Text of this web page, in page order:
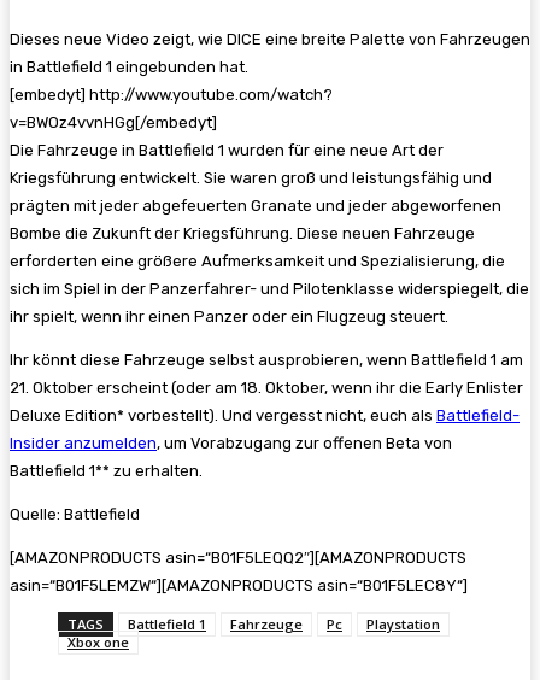
Dieses neue Video zeigt, wie DICE eine breite Palette von Fahrzeugen
in Battlefield 1 eingebunden hat.
[embedyt] http://www.youtube.com/watch?
v=BWOz4vvnHGg[/embedyt]
Die Fahrzeuge in Battlefield 1 wurden für eine neue Art der
Kriegsführung entwickelt. Sie waren groß und leistungsfähig und
prägten mit jeder abgefeuerten Granate und jeder abgeworfenen
Bombe die Zukunft der Kriegsführung. Diese neuen Fahrzeuge
erforderten eine größere Aufmerksamkeit und Spezialisierung, die
sich im Spiel in der Panzerfahrer- und Pilotenklasse widerspiegelt, die
ihr spielt, wenn ihr einen Panzer oder ein Flugzeug steuert.
Ihr könnt diese Fahrzeuge selbst ausprobieren, wenn Battlefield 1 am
21. Oktober erscheint (oder am 18. Oktober, wenn ihr die Early Enlister
Deluxe Edition* vorbestellt). Und vergesst nicht, euch als Battlefield-
Insider anzumelden, um Vorabzugang zur offenen Beta von
Battlefield 1** zu erhalten.
Quelle: Battlefield
[AMAZONPRODUCTS asin=“B01F5LEQQ2″][AMAZONPRODUCTS
asin=“B01F5LEMZW“][AMAZONPRODUCTS asin=“B01F5LEC8Y“]
TAGS Battlefield 1 Fahrzeuge Pc
Playstation
Xbox one